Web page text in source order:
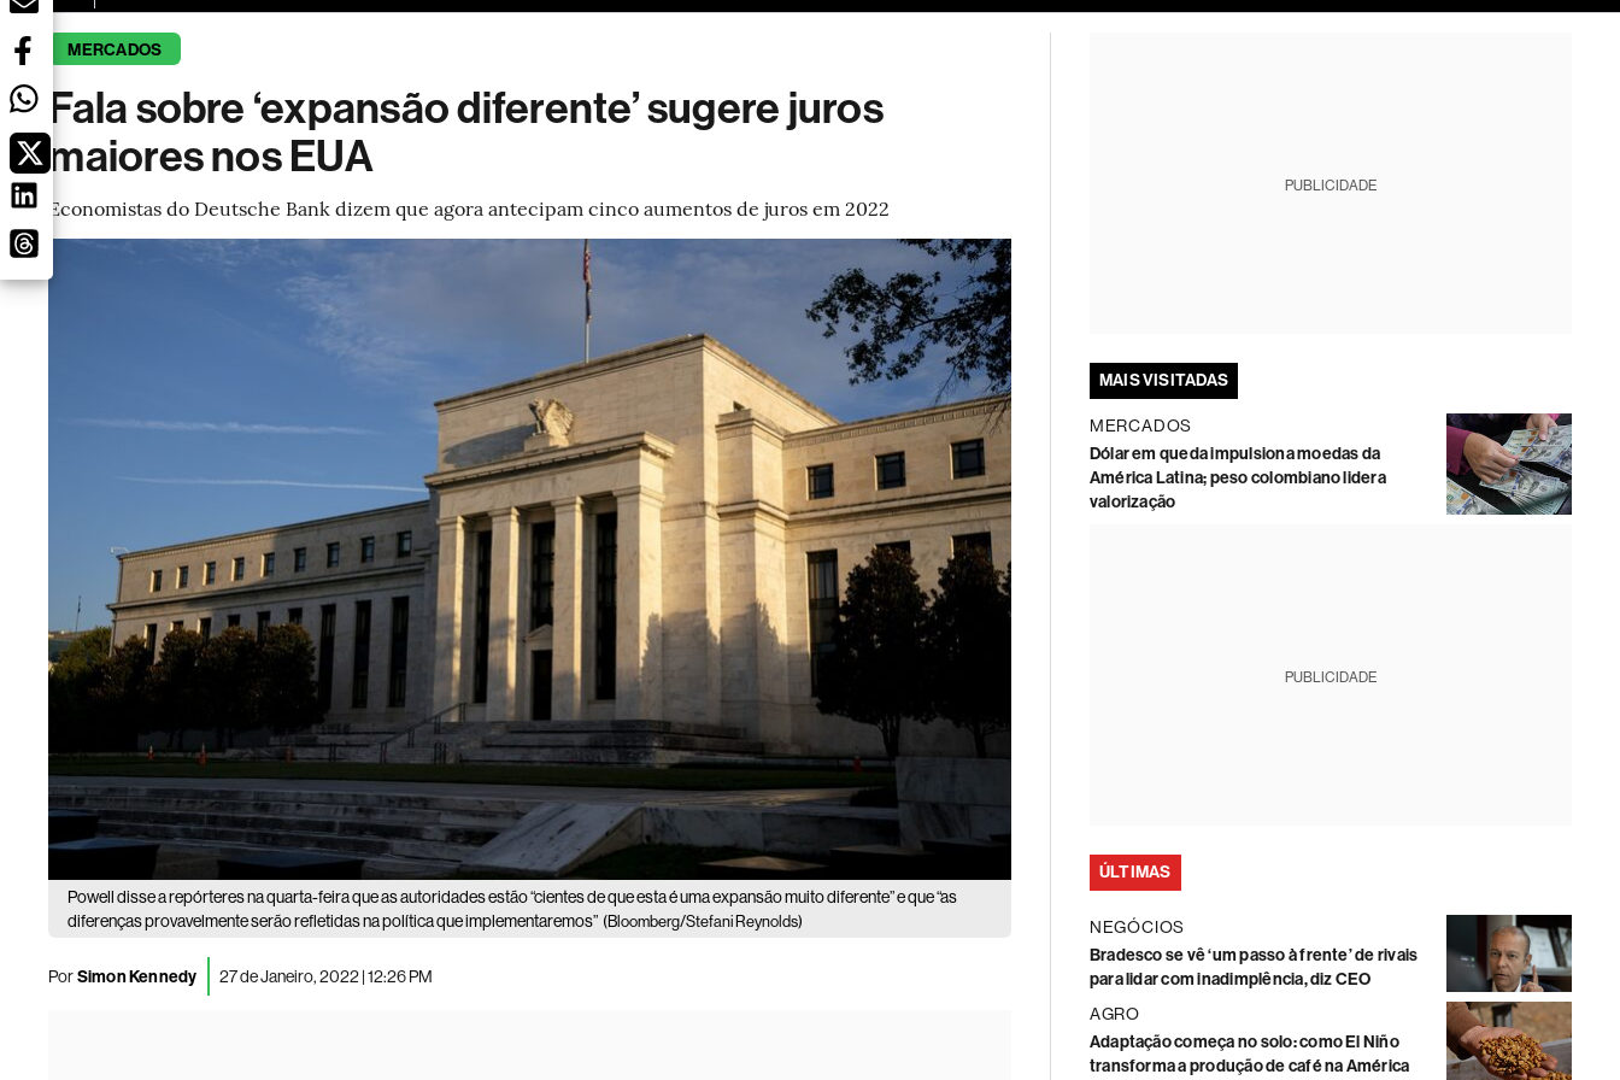
MERCADOS
Fala sobre ‘expansão diferente’ sugere juros
maiores nos EUA
Economistas do Deutsche Bank dizem que agora antecipam cinco aumentos de juros em 2022
Powell disse a repórteres na quarta-feira que as autoridades estão “cientes de que esta é uma expansão muito diferente” e que “as
diferenças provavelmente serão refletidas na política que implementaremos” (Bloomberg/Stefani Reynolds)
PorSimon Kennedy 27 de Janeiro, 2022 | 12:26 PM
PUBLICIDADE
MAIS VISITADAS
MERCADOS
Dólar em queda impulsiona moedas da
América Latina; peso colombiano lidera
valorização
PUBLICIDADE
ÚLTIMAS
NEGÓCIOS
Bradesco se vê ‘um passo à frente’ de rivais
para lidar com inadimplência, diz CEO
AGRO
Adaptação começa no solo: como El Niño
transforma a produção de café na América